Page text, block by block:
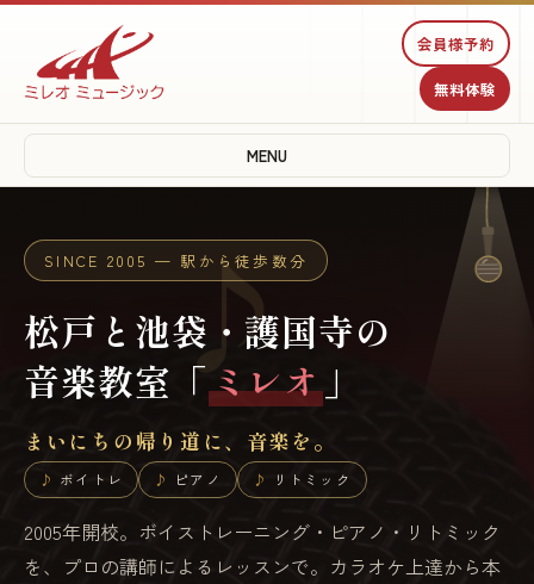
会員様予約
無料体験
MENU
♫
♪ SINCE 2005 — 駅から徒歩数分
松戸と池袋・護国寺の
音楽教室「ミレオ 」
まいにちの帰り道に、音楽を。
ボイトレ ピアノ リトミック
2005年開校。ボイストレーニング・ピアノ・リトミック
を、プロの講師によるレッスンで。カラオケ上達から本